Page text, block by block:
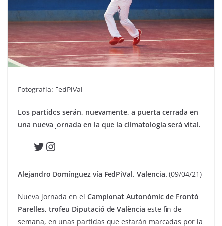
Fotografía: FedPiVal
Los partidos serán, nuevamente, a puerta cerrada en
una nueva jornada en la que la climatología será vital.
Twitter
Instagram
Alejandro Domínguez vía FedPiVal. Valencia. (09/04/21)
Nueva jornada en el Campionat Autonòmic de Frontó
Parelles, trofeu Diputació de València este fin de
semana, en unas partidas que estarán marcadas por la